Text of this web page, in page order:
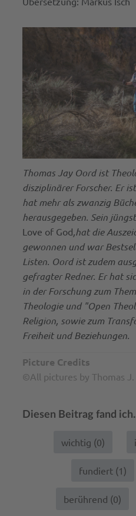
Thomas Jay Oord ist
disziplinärer Forscher. Er
hat mehr als zwanzig
herausgegeben. Sein
Love of God,hat die
gewonnen und war
Listen. Oord ist zudem
gefragter Redner. Er hat
in der Forschung zum
Theologie und "Open
Religion, sowie zum
Freiheit und Beziehungen.
Picture Credits
©All pictures by Thomas J.
Diesen Beitrag fand
wichtig (0)
fundiert (1)
berührend (0)